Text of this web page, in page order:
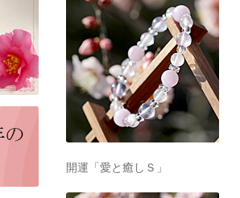
開運「愛と癒しＳ」